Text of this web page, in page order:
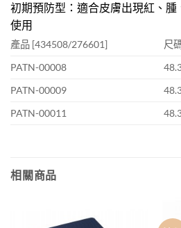
初期預防型：適合皮膚出現紅、
使用
產品 [434508/276601] 尺
PATN-00008
PATN-00009
PATN-00011
相關商品